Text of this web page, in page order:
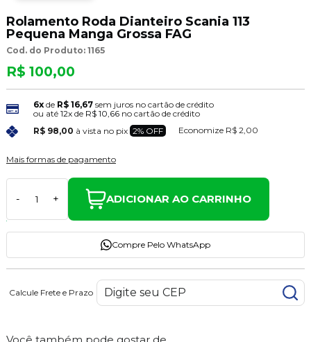
Rolamento Roda Dianteiro Scania 113
Pequena Manga Grossa FAG
Cod. do Produto: 1165
R$ 100,00
6xde R$ 16,67 sem juros no cartão de crédito
ou até 12xde R$ 10,66no cartão de crédito
R$ 98,00 à vista no pix 2% OFF Economize R$ 2,00
Mais formas de pagamento
- + ADICIONAR AO CARRINHO
Compre Pelo WhatsApp
Calcule Frete e Prazo